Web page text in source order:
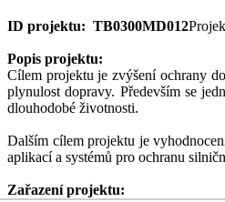
ID projektu: TB0300MD012
Popis projektu:
Cílem projektu je zvýšení ochrany
plynulost dopravy. Především se
dlouhodobé životnosti.
Dalším cílem projektu je
aplikací a systémů pro ochranu
Zařazení projektu: